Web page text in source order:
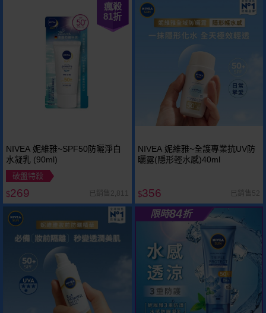
瘋殺
81折
NIVEA 妮維雅~SPF50防曬淨白
水凝乳 (90ml)
破盤特殺
$269 已銷售2,811
NIVEA 妮維雅~全護專業抗UV防
曬露(隱形輕水感)40ml
$356 已銷售52
限時84折